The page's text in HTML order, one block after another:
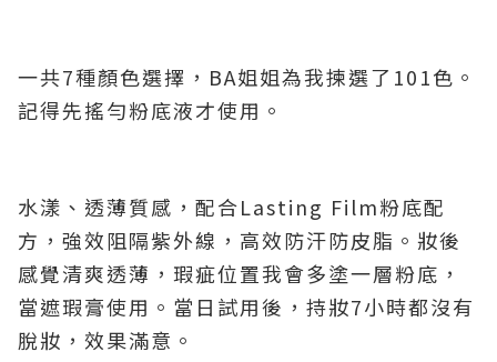
一共7種顏色選擇，BA姐姐為我揀選了101色。
記得先搖勻粉底液才使用。
水漾、透薄質感，配合Lasting Film粉底配
方，強效阻隔紫外線，高效防汗防皮脂。妝後
感覺清爽透薄，瑕疵位置我會多塗一層粉底，
當遮瑕膏使用。當日試用後，持妝7小時都沒有
脫妝，效果滿意。